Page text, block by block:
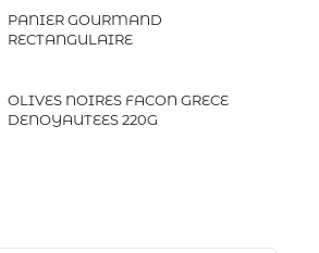
PANIER GOURMAND
RECTANGULAIRE
OLIVES NOIRES FACON GRECE
DENOYAUTEES 220G